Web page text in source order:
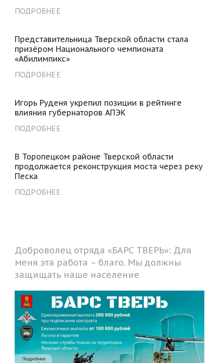
ПОДРОБНЕЕ
Представительница Тверской области стала
призёром Национального чемпионата
«Абилимпикс»
ПОДРОБНЕЕ
Игорь Руденя укрепил позиции в рейтинге
влияния губернаторов АПЭК
ПОДРОБНЕЕ
В Торопецком районе Тверской области
продолжается реконструкция моста через реку
Песка
ПОДРОБНЕЕ
Доброволец отряда «БАРС ТВЕРЬ»: Для
меня эта работа – благо. Мы должны
защищать наше население